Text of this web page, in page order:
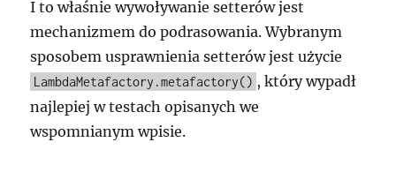
I to właśnie wywoływanie setterów jest
mechanizmem do podrasowania. Wybranym
sposobem usprawnienia setterów jest użycie
LambdaMetafactory.metafactory() , który wypadł
najlepiej w testach opisanych we
wspomnianym wpisie.